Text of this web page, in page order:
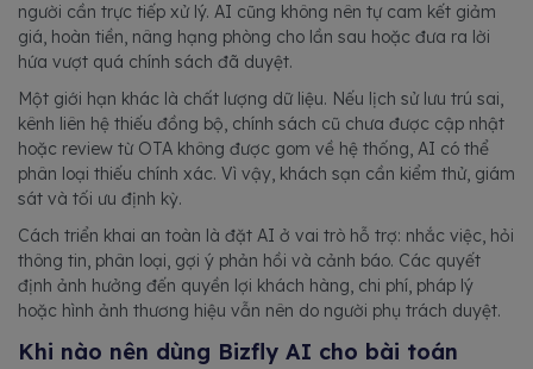
người cần trực tiếp xử lý. AI cũng không nên tự cam kết giảm
giá, hoàn tiền, nâng hạng phòng cho lần sau hoặc đưa ra lời
hứa vượt quá chính sách đã duyệt.
Một giới hạn khác là chất lượng dữ liệu. Nếu lịch sử lưu trú sai,
kênh liên hệ thiếu đồng bộ, chính sách cũ chưa được cập nhật
hoặc review từ OTA không được gom về hệ thống, AI có thể
phân loại thiếu chính xác. Vì vậy, khách sạn cần kiểm thử, giám
sát và tối ưu định kỳ.
Cách triển khai an toàn là đặt AI ở vai trò hỗ trợ: nhắc việc, hỏi
thông tin, phân loại, gợi ý phản hồi và cảnh báo. Các quyết
định ảnh hưởng đến quyền lợi khách hàng, chi phí, pháp lý
hoặc hình ảnh thương hiệu vẫn nên do người phụ trách duyệt.
Khi nào nên dùng Bizfly AI cho bài toán